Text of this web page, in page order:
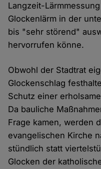
Langzeit-
Glockenlärm in der
bis "sehr störend"
hervorrufen könne.
Obwohl der Stadtrat
Glockenschlag
Schutz einer
Da bauliche
Frage kamen, werden
evangelischen Kirche
stündlich statt
Glocken der